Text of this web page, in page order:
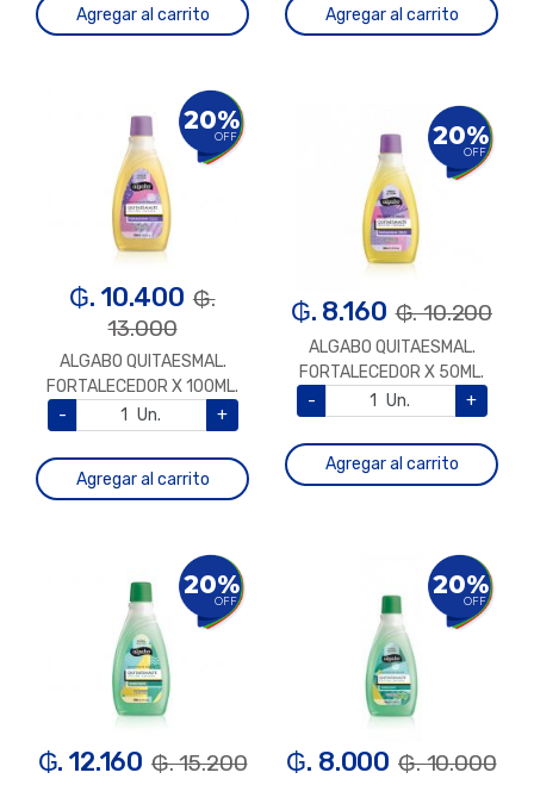
Agregar al carrito Agregar al carrito
20%
OFF
₲. 10.400 ₲.
13.000
ALGABO QUITAESMAL.
FORTALECEDOR X 100ML.
-
Un. +
Agregar al carrito
20%
OFF
₲. 8.160 ₲. 10.200
ALGABO QUITAESMAL.
FORTALECEDOR X 50ML.
-
Un. +
Agregar al carrito
20%
OFF
₲. 12.160 ₲. 15.200
20%
OFF
₲. 8.000 ₲. 10.000